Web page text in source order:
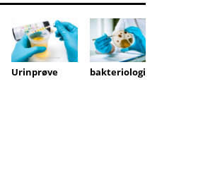
Urinprøve bakteriologi